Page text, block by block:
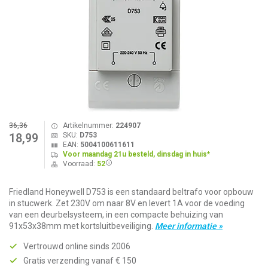
36,36
18,99
Artikelnummer: 224907
SKU: D753
EAN: 5004100611611
Voor maandag 21u besteld, dinsdag in huis*
Voorraad: 52
Friedland Honeywell D753 is een standaard beltrafo voor opbouw
in stucwerk. Zet 230V om naar 8V en levert 1A voor de voeding
van een deurbelsysteem, in een compacte behuizing van
91x53x38mm met kortsluitbeveiliging. Meer informatie »
Vertrouwd online sinds 2006
Gratis verzending vanaf € 150